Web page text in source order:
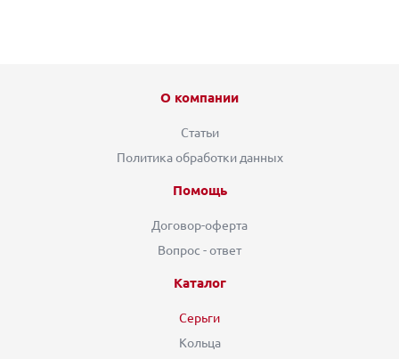
О компании
Статьи
Политика обработки данных
Помощь
Договор-оферта
Вопрос - ответ
Каталог
Серьги
Кольца